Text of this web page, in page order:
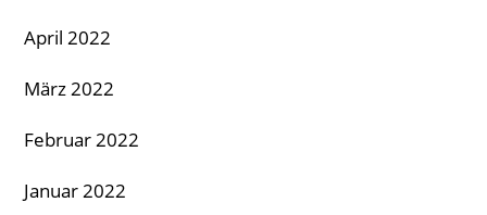
April 2022
März 2022
Februar 2022
Januar 2022